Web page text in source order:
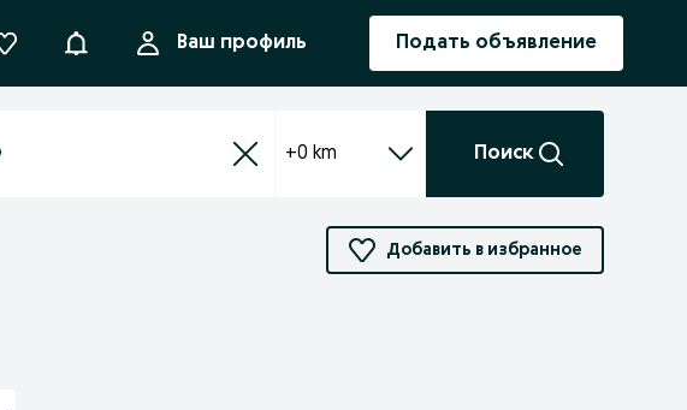
УведомленияВаш профиль Подать объявление
+0 km Поиск
Добавить в избранное